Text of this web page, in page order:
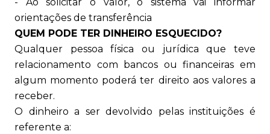
- Ao solicitar o valor, o sistema vai informar
orientações de transferência
QUEM PODE TER DINHEIRO ESQUECIDO?
Qualquer pessoa física ou jurídica que teve
relacionamento com bancos ou financeiras em
algum momento poderá ter direito aos valores a
receber.
O dinheiro a ser devolvido pelas instituições é
referente a: